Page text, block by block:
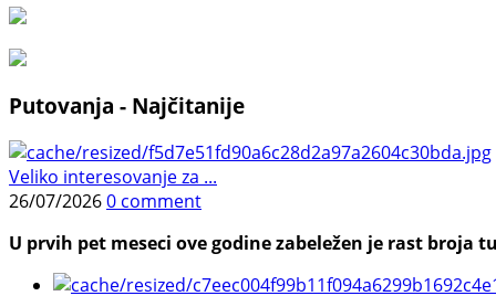
Putovanja - Najčitanije
Veliko interesovanje za ...
26/07/20260 comment
U prvih pet meseci ove godine zabeležen je rast